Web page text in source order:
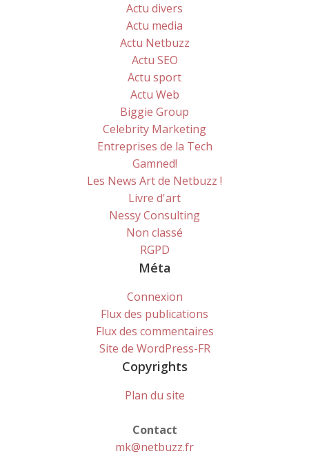
Actu divers
Actu media
Actu Netbuzz
Actu SEO
Actu sport
Actu Web
Biggie Group
Celebrity Marketing
Entreprises de la Tech
Gamned!
Les News Art de Netbuzz !
Livre d'art
Nessy Consulting
Non classé
RGPD
Méta
Connexion
Flux des publications
Flux des commentaires
Site de WordPress-FR
Copyrights
Plan du site
Contact
mk@netbuzz.fr